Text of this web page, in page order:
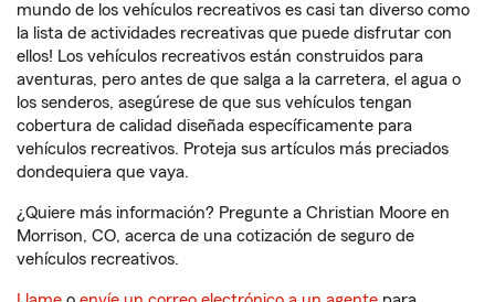
mundo de los vehículos recreativos es casi tan diverso como
la lista de actividades recreativas que puede disfrutar con
ellos! Los vehículos recreativos están construidos para
aventuras, pero antes de que salga a la carretera, el agua o
los senderos, asegúrese de que sus vehículos tengan
cobertura de calidad diseñada específicamente para
vehículos recreativos. Proteja sus artículos más preciados
dondequiera que vaya.
¿Quiere más información? Pregunte a Christian Moore en
Morrison, CO, acerca de una cotización de seguro de
vehículos recreativos.